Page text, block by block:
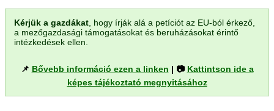
Kérjük a gazdákat , hogy írják alá a petíciót az EU-ból érkező,
a mezőgazdasági támogatásokat és beruházásokat érintő
intézkedések ellen.
📌 Bővebb információ ezen a linken | 📷 Kattintson ide a
képes tájékoztató megnyitásához